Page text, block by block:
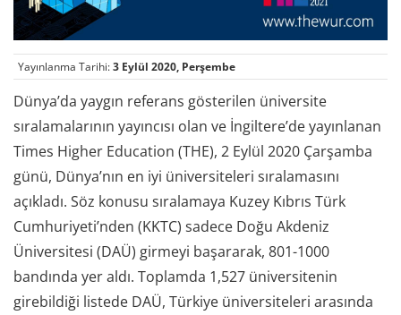
Yayınlanma Tarihi:3 Eylül 2020, Perşembe
Dünya’da yaygın referans gösterilen üniversite
sıralamalarının yayıncısı olan ve İngiltere’de yayınlanan
Times Higher Education (THE), 2 Eylül 2020 Çarşamba
günü, Dünya’nın en iyi üniversiteleri sıralamasını
açıkladı. Söz konusu sıralamaya Kuzey Kıbrıs Türk
Cumhuriyeti’nden (KKTC) sadece Doğu Akdeniz
Üniversitesi (DAÜ) girmeyi başararak, 801-1000
bandında yer aldı. Toplamda 1,527 üniversitenin
girebildiği listede DAÜ, Türkiye üniversiteleri arasında